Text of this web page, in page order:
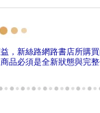
，新絲路網路書店所購
品必須是全新狀態與完